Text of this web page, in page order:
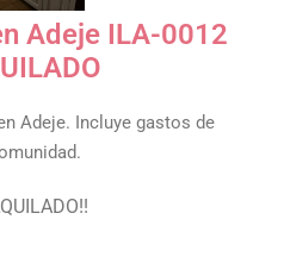
Adeje ILA-0012
Adeje. Incluye gastos de